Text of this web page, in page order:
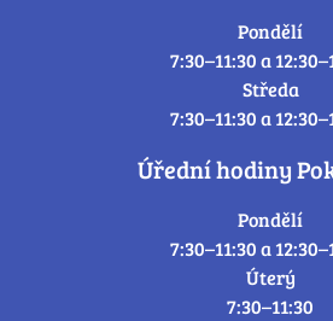
Pondělí
7:30–11:30 a
Středa
7:30–11:30 a
Úřední hodiny
Pondělí
7:30–11:30 a
Úterý
7:30–11:30